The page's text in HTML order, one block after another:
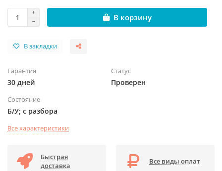
В корзину
В закладки
Гарантия
30 дней
Статус
Проверен
Состояние
Б/У; с разбора
Все характеристики
Быстрая
доставка
Все виды оплат